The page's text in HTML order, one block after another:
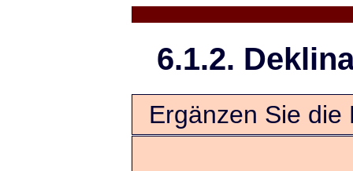
6.1.2.
Ergänzen Sie die